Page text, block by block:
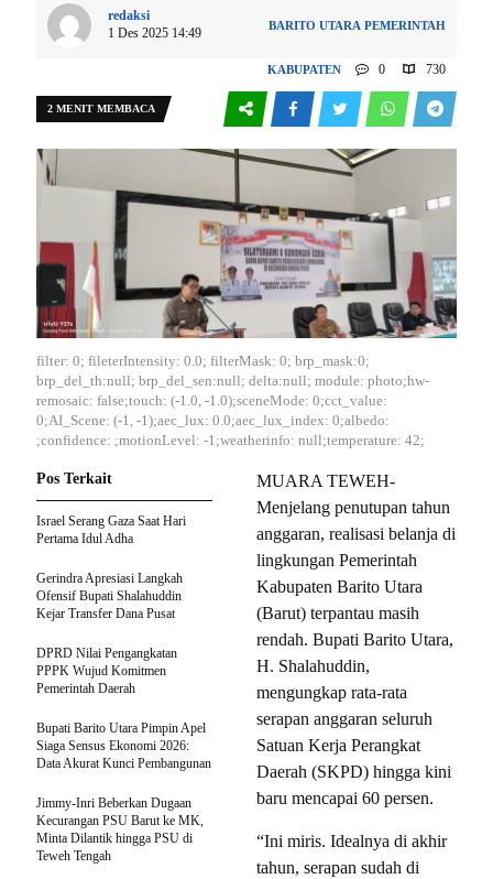
redaksi
1 Des 2025 14:49
BARITO UTARA PEMERINTAH
KABUPATEN 0 730
2 MENIT MEMBACA
filter: 0; fileterIntensity: 0.0; filterMask: 0; brp_mask:0;
brp_del_th:null; brp_del_sen:null; delta:null; module: photo;hw-
remosaic: false;touch: (-1.0, -1.0);sceneMode: 0;cct_value:
0;AI_Scene: (-1, -1);aec_lux: 0.0;aec_lux_index: 0;albedo:
;confidence: ;motionLevel: -1;weatherinfo: null;temperature: 42;
MUARA TEWEH-
Menjelang penutupan tahun
anggaran, realisasi belanja di
lingkungan Pemerintah
Kabupaten Barito Utara
(Barut) terpantau masih
rendah. Bupati Barito Utara,
H. Shalahuddin,
mengungkap rata-rata
serapan anggaran seluruh
Satuan Kerja Perangkat
Daerah (SKPD) hingga kini
baru mencapai 60 persen.
“Ini miris. Idealnya di akhir
tahun, serapan sudah di
Pos Terkait
Israel Serang Gaza Saat Hari
Pertama Idul Adha
Gerindra Apresiasi Langkah
Ofensif Bupati Shalahuddin
Kejar Transfer Dana Pusat
DPRD Nilai Pengangkatan
PPPK Wujud Komitmen
Pemerintah Daerah
Bupati Barito Utara Pimpin Apel
Siaga Sensus Ekonomi 2026:
Data Akurat Kunci Pembangunan
Jimmy-Inri Beberkan Dugaan
Kecurangan PSU Barut ke MK,
Minta Dilantik hingga PSU di
Teweh Tengah